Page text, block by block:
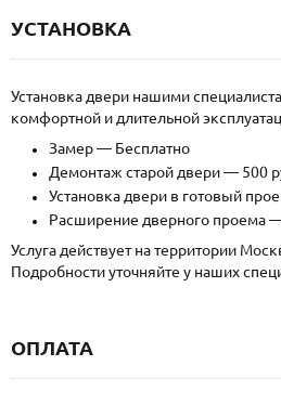
УСТАНОВКА
Установка двери нашими
комфортной и длительной
Замер — Бесплатно
Демонтаж старой двери — 500
Установка двери в готовый
Расширение дверного проема
Услуга действует на территории
Подробности уточняйте у наших
ОПЛАТА